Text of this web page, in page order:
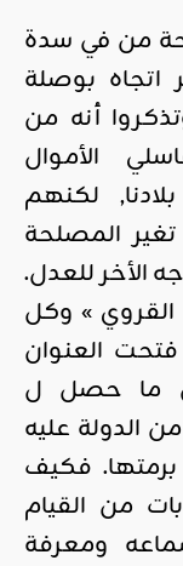
من في سدة
بوصلة
أنه من
الأموال
لكنهم
المصلحة
الأخر للعدل.
القروي » وكل
العنوان
ما حصل ل
الدولة عليه
فكيف
من القيام
ومعرفة